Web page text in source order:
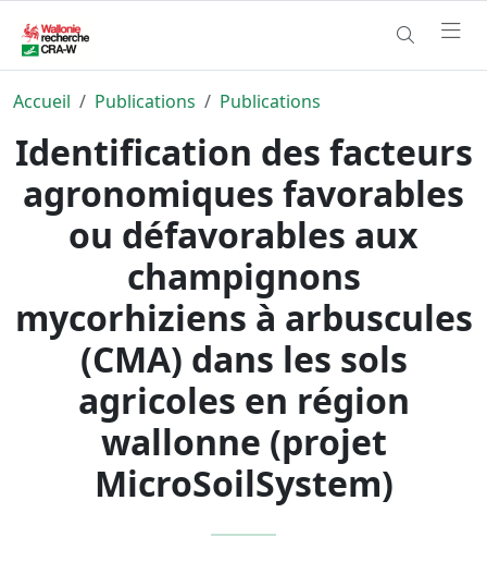
Accueil Publications Publications
Identification des facteurs
agronomiques favorables
ou défavorables aux
champignons
mycorhiziens à arbuscules
(CMA) dans les sols
agricoles en région
wallonne (projet
MicroSoilSystem)